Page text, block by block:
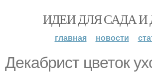
ИДЕИ ДЛЯ САДА И
главная новости
Декабрист цветок